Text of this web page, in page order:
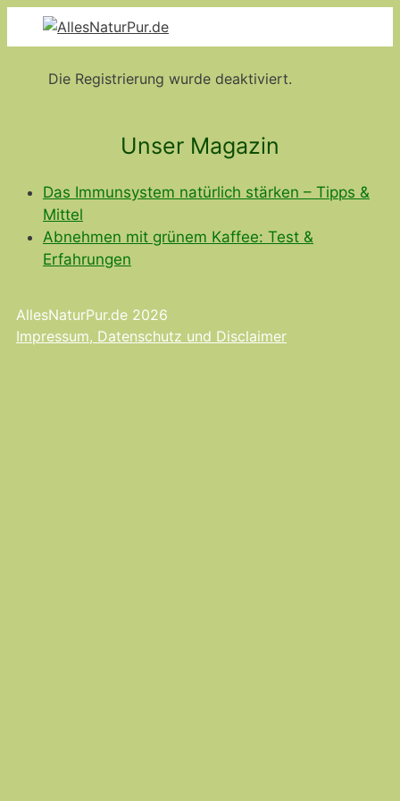
Die Registrierung wurde deaktiviert.
Unser Magazin
Das Immunsystem natürlich stärken – Tipps &
Mittel
Abnehmen mit grünem Kaffee: Test &
Erfahrungen
AllesNaturPur.de 2026
Impressum, Datenschutz und Disclaimer